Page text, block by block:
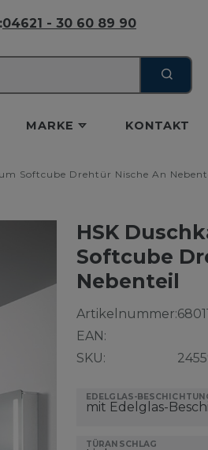
04621 - 30 60 89 90
MARKE KONTAKT
Softcube Drehtür Nische An
HSK
Softcube
Nebenteil
Artikelnummer:
EAN:
SKU:
EDELGLAS-
TÜRANSCHLAG